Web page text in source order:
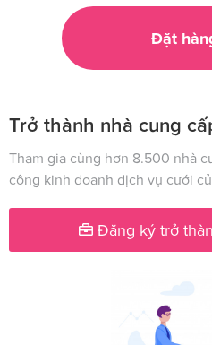
Đặt
Trở thành nhà cung
Tham gia cùng hơn 8.500 nhà
công kinh doanh dịch vụ cưới
Đăng ký trở